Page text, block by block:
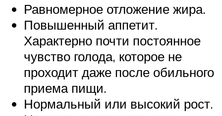
Равномерное отложение жира.
Повышенный аппетит.
Характерно почти постоянное
чувство голода, которое не
проходит даже после обильного
приема пищи.
Нормальный или высокий рост.